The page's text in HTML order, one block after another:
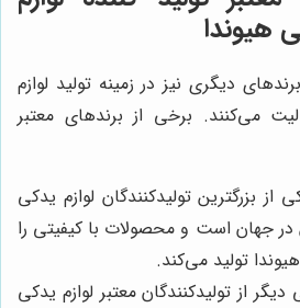
هیوندا
دیگری نیز در زمینه تولید لوازم
می‌کنند. برخی از برندهای معتبر
از بزرگترین تولیدکنندگان لوازم یدکی
جهان است و محصولات با کیفیتی را
تولید می‌کند.
دیگر از تولیدکنندگان معتبر لوازم یدکی